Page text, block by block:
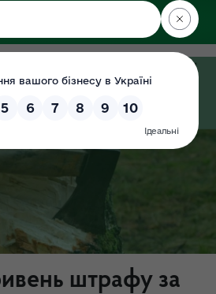
області
штрафу за